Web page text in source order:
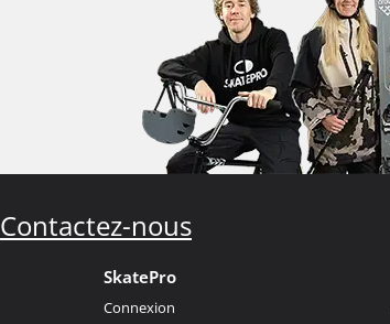
Contactez-nous
SkatePro
Connexion